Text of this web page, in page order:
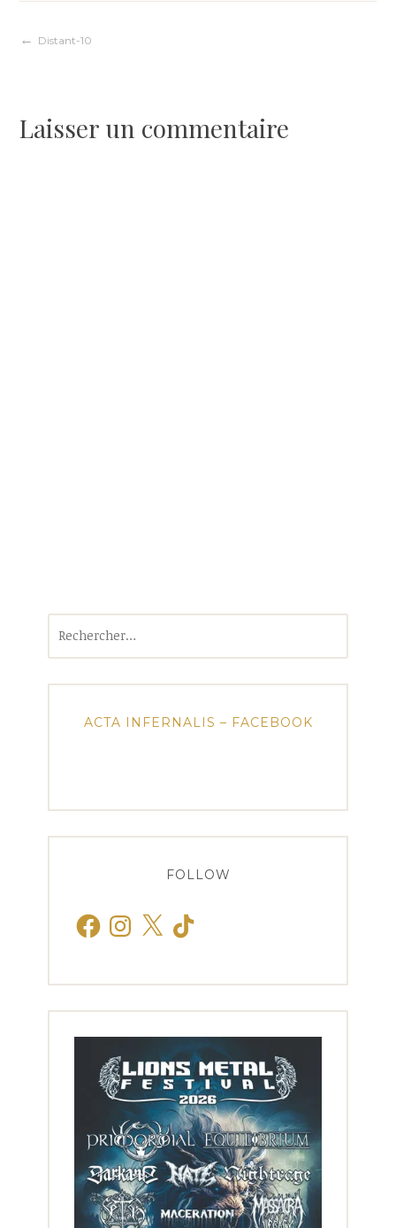
Navigation
l’article
Distant-10
Laisser un commentaire
ACTA INFERNALIS – FACEBOOK
FOLLOW
FacebookInstagram
X TikTok